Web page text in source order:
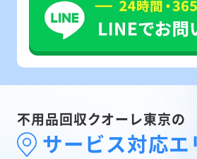
不用品回収クオーレ東京の
サービス対応エ